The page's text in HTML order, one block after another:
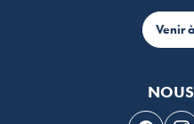
Venir